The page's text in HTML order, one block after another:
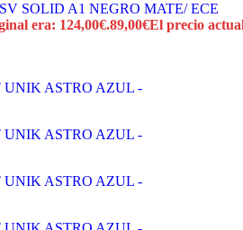
SOLID A1 NEGRO MATE/ ECE
era: 124,00€.89,00€El precio